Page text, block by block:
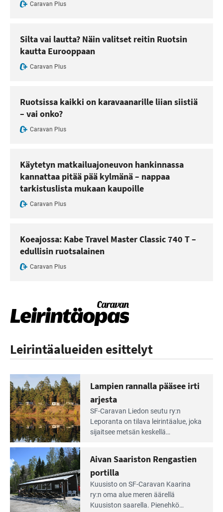
Caravan Plus
Silta vai lautta? Näin valitset reitin Ruotsin
kautta Eurooppaan
Caravan Plus
Ruotsissa kaikki on karavaanarille liian siistiä
– vai onko?
Caravan Plus
Käytetyn matkailuajoneuvon hankinnassa
kannattaa pitää pää kylmänä – nappaa
tarkistuslista mukaan kaupoille
Caravan Plus
Koeajossa: Kabe Travel Master Classic 740 T –
edullisin ruotsalainen
Caravan Plus
Leirintäalueiden esittelyt
Lue
Leirintäoppaan
artikkeli:
Lampien
rannalla
pääsee
irti
arjesta
Lampien rannalla pääsee irti
arjesta
SF-Caravan Liedon seutu ry:n
Leporanta on tilava leirintäalue, joka
sijaitsee metsän kes­kellä
tarjoaa ympäris­töineen kauniit
maisemat ja loistavat virkistäytymis­
mahdollisuudet.
Lue
Leirintäoppaan
artikkeli:
Aivan Saariston Rengastien
portilla
Kuusisto on SF-Caravan Kaarina
ry:n oma alue meren äärellä
Kuusiston saarella. Pie­nehkö